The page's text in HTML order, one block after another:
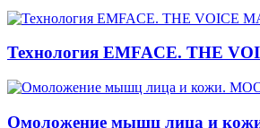
Технология EMFACE. THE
Омоложение мышц лица и